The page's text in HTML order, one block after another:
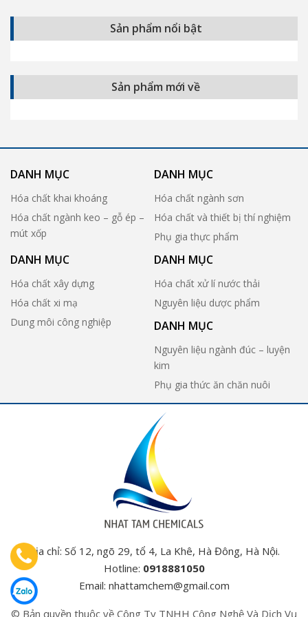
Sản phẩm nổi bật
Sản phẩm mới về
DANH MỤC
Hóa chất khai khoáng
Hóa chất ngành keo – gỗ ép –
mút xốp
DANH MỤC
Hóa chất ngành sơn
Hóa chất và thiết bị thí nghiệm
Phụ gia thực phẩm
DANH MỤC
Hóa chất xây dựng
Hóa chất xi mạ
Dung môi công nghiệp
DANH MỤC
Hóa chất xử lí nước thải
Nguyên liệu dược phẩm
DANH MỤC
Nguyên liệu ngành đúc – luyện
kim
Phụ gia thức ăn chăn nuôi
Địa chỉ: Số 12, ngõ 29, tổ 4, La Khê, Hà Đông, Hà Nội.
Hotline: 0918881050
Email: nhattamchem@gmail.com
© Bản quyền thuộc về Công Ty TNHH Công Nghệ Và Dịch Vụ